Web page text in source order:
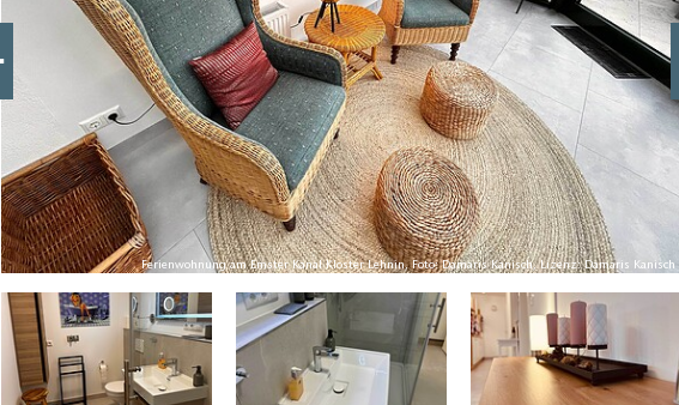
Ferienwohnung am Emster Kanal Kloster Lehnin, Foto: Damaris Kanisch, Lizenz: Damaris Kanisch